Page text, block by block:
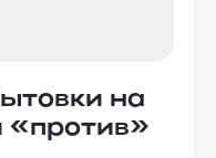
на
«против»